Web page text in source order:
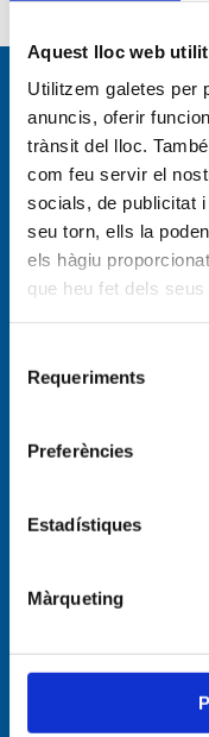
Aquest lloc web
Utilitzem galetes per
anuncis, oferir
trànsit del lloc.
com feu servir el
socials, de publicitat
seu torn, ells la
els hàgiu
que heu fet dels
Requeriments
Preferències
Estadístiques
Màrqueting
Navegació per
Empresa
Empresa
Història
Àmbit geogràfic
Serveis d'aigua
Tarifes del servei d'aigua
Marc legal Aigua
Servei de
Tràmits